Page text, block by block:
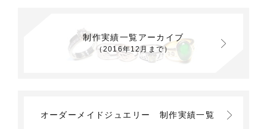
制作実績一覧アーカイブ
（2016年12月まで）
オーダーメイドジュエリー 制作実績一覧